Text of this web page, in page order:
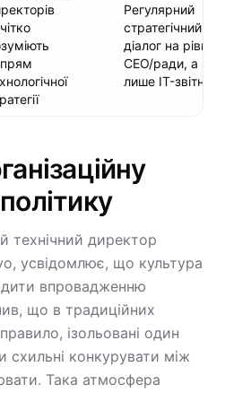
Регулярний
стратегічний
діалог на рівні
CEO/ради, а не
лише IT-
технічний директор
усвідомлює, що культура
впровадженню
що в традиційних
ізольовані один
схильні конкурувати між
Така атмосфера